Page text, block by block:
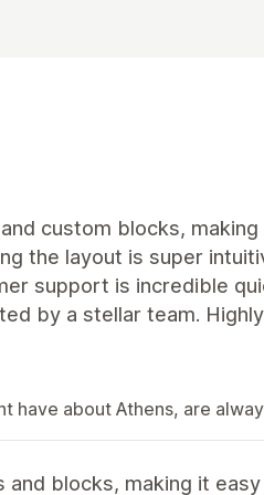
custom blocks, making
the layout is super
support is incredible
by a stellar team. Highly
have about Athens, are
blocks, making it